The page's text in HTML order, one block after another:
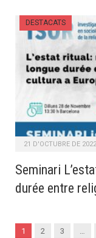
DESTACATS
21 D'OCTUBRE DE 2022
Seminari
durée entre
1 2 3